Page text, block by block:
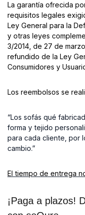
La garantía ofrecida
requisitos legales
Ley General para la
y otras leyes
3/2014, de 27 de
refundido de la Ley
Consumidores y
Los reembolsos se
“Los sofás qué
forma y tejido
para cada cliente, por
cambio.”
El tiempo de entrega
¡Paga a plazos!